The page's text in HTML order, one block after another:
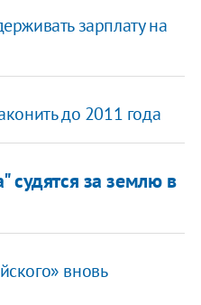
зарплату на
до 2011 года
судятся за землю в
вновь